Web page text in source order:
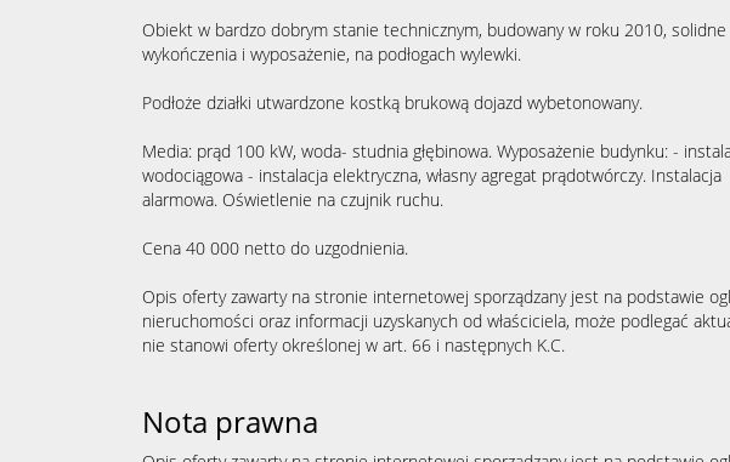
Obiekt w bardzo dobrym stanie technicznym, budowany w roku 2010, solidne
wykończenia i wyposażenie, na podłogach wylewki.
Podłoże działki utwardzone kostką brukową dojazd wybetonowany.
Media: prąd 100 kW, woda- studnia głębinowa. Wyposażenie budynku: -
wodociągowa - instalacja elektryczna, własny agregat prądotwórczy. Instalacja
alarmowa. Oświetlenie na czujnik ruchu.
Cena 40 000 netto do uzgodnienia.
Opis oferty zawarty na stronie internetowej sporządzany jest na podstawie
nieruchomości oraz informacji uzyskanych od właściciela, może podlegać
nie stanowi oferty określonej w art. 66 i następnych K.C.
Nota prawna